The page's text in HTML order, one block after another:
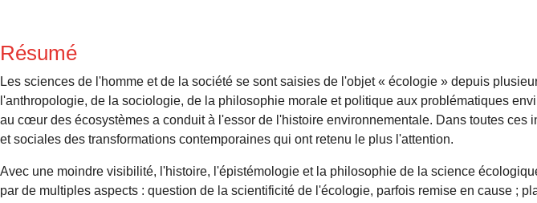
Résumé
Les sciences de l'homme et de la société se sont saisies de l'objet « écologie » depuis
l'anthropologie, de la sociologie, de la philosophie morale et politique aux problématiques
au cœur des écosystèmes a conduit à l'essor de l'histoire environnementale. Dans toutes ces
et sociales des transformations contemporaines qui ont retenu le plus l'attention.
Avec une moindre visibilité, l'histoire, l'épistémologie et la philosophie de la science
par de multiples aspects : question de la scientificité de l'écologie, parfois remise en cause ;